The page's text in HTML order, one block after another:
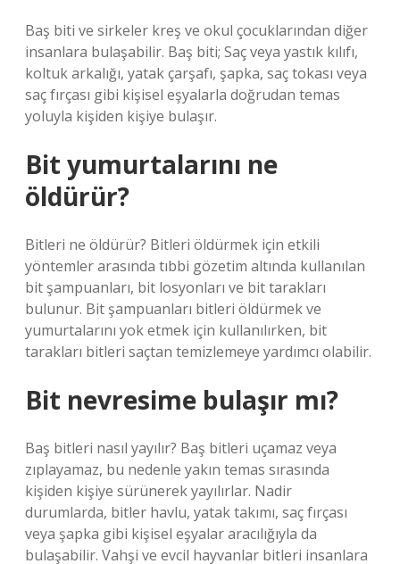
Baş biti ve sirkeler kreş ve okul çocuklarından diğer
insanlara bulaşabilir. Baş biti; Saç veya yastık kılıfı,
koltuk arkalığı, yatak çarşafı, şapka, saç tokası veya
saç fırçası gibi kişisel eşyalarla doğrudan temas
yoluyla kişiden kişiye bulaşır.
Bit yumurtalarını ne
öldürür?
Bitleri ne öldürür? Bitleri öldürmek için etkili
yöntemler arasında tıbbi gözetim altında kullanılan
bit şampuanları, bit losyonları ve bit tarakları
bulunur. Bit şampuanları bitleri öldürmek ve
yumurtalarını yok etmek için kullanılırken, bit
tarakları bitleri saçtan temizlemeye yardımcı olabilir.
Bit nevresime bulaşır mı?
Baş bitleri nasıl yayılır? Baş bitleri uçamaz veya
zıplayamaz, bu nedenle yakın temas sırasında
kişiden kişiye sürünerek yayılırlar. Nadir
durumlarda, bitler havlu, yatak takımı, saç fırçası
veya şapka gibi kişisel eşyalar aracılığıyla da
bulaşabilir. Vahşi ve evcil hayvanlar bitleri insanlara